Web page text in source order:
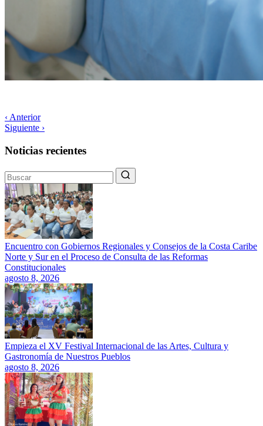
‹ Anterior
Siguiente ›
Noticias recientes
Encuentro con Gobiernos Regionales y Consejos de la Costa Caribe
Norte y Sur en el Proceso de Consulta de las Reformas
Constitucionales
agosto 8, 2026
Empieza el XV Festival Internacional de las Artes, Cultura y
Gastronomía de Nuestros Pueblos
agosto 8, 2026